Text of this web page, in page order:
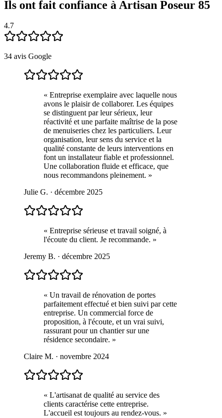
Ils ont fait confiance à Artisan Poseur 85
4.7
34 avis Google
« Entreprise exemplaire avec laquelle nous
avons le plaisir de collaborer. Les équipes
se distinguent par leur sérieux, leur
réactivité et une parfaite maîtrise de la pose
de menuiseries chez les particuliers. Leur
organisation, leur sens du service et la
qualité constante de leurs interventions en
font un installateur fiable et professionnel.
Une collaboration fluide et efficace, que
nous recommandons pleinement. »
Julie G. · décembre 2025
« Entreprise sérieuse et travail soigné, à
l'écoute du client. Je recommande. »
Jeremy B. · décembre 2025
« Un travail de rénovation de portes
parfaitement effectué et bien suivi par cette
entreprise. Un commercial force de
proposition, à l'écoute, et un vrai suivi,
rassurant pour un chantier sur une
résidence secondaire. »
Claire M. · novembre 2024
« L'artisanat de qualité au service des
clients caractérise cette entreprise.
L'accueil est toujours au rendez-vous. »